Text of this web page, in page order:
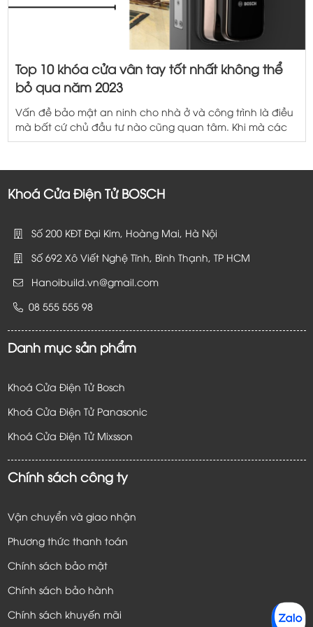
Top 10 khóa cửa vân tay tốt nhất không thể
bỏ qua năm 2023
Vấn đề bảo mật an ninh cho nhà ở và công trình là điều
mà bất cứ chủ đầu tư nào cũng quan tâm. Khi mà các
loại khóa cửa truyền thống đang dần lộ rõ những yếu
biến. Cùng tìm hiểu […]
Khoá Cửa Điện Tử BOSCH
Số 200 KĐT Đại Kim, Hoàng Mai, Hà Nội
Số 692 Xô Viết Nghệ Tĩnh, Bình Thạnh, TP HCM
Hanoibuild.vn@gmail.com
08 555 555 98
Danh mục sản phẩm
Khoá Cửa Điện Tử Bosch
Khoá Cửa Điện Tử Panasonic
Khoá Cửa Điện Tử Mixsson
Chính sách công ty
Vận chuyển và giao nhận
Phương thức thanh toán
Chính sách bảo mật
Chính sách bảo hành
Chính sách khuyến mãi